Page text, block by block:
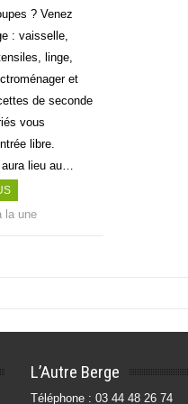
? Venez
: vaisselle,
linge,
et
de seconde
vous
libre.
aura lieu au…
la une
L’Autre Berge
Téléphone : 03 44 48 26 74